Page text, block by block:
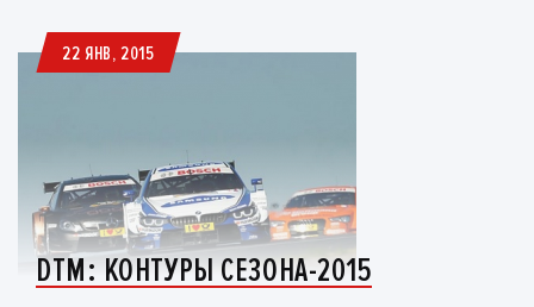
22 ЯНВ, 2015
DTM: КОНТУРЫ СЕЗОНА-2015